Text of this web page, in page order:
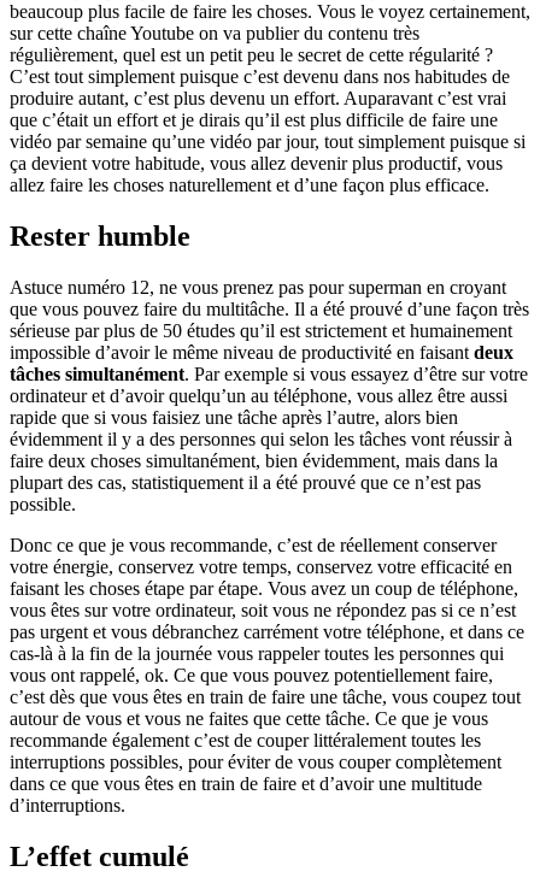
beaucoup plus facile de faire les choses. Vous le voyez certainement,
sur cette chaîne Youtube on va publier du contenu très
régulièrement, quel est un petit peu le secret de cette régularité ?
C’est tout simplement puisque c’est devenu dans nos habitudes de
produire autant, c’est plus devenu un effort. Auparavant c’est vrai
que c’était un effort et je dirais qu’il est plus difficile de faire une
vidéo par semaine qu’une vidéo par jour, tout simplement puisque si
ça devient votre habitude, vous allez devenir plus productif, vous
allez faire les choses naturellement et d’une façon plus efficace.
Rester humble
Astuce numéro 12, ne vous prenez pas pour superman en croyant
que vous pouvez faire du multitâche. Il a été prouvé d’une façon très
sérieuse par plus de 50 études qu’il est strictement et humainement
impossible d’avoir le même niveau de productivité en faisant deux
tâches simultanément. Par exemple si vous essayez d’être sur votre
ordinateur et d’avoir quelqu’un au téléphone, vous allez être aussi
rapide que si vous faisiez une tâche après l’autre, alors bien
évidemment il y a des personnes qui selon les tâches vont réussir à
faire deux choses simultanément, bien évidemment, mais dans la
plupart des cas, statistiquement il a été prouvé que ce n’est pas
possible.
Donc ce que je vous recommande, c’est de réellement conserver
votre énergie, conservez votre temps, conservez votre efficacité en
faisant les choses étape par étape. Vous avez un coup de téléphone,
vous êtes sur votre ordinateur, soit vous ne répondez pas si ce n’est
pas urgent et vous débranchez carrément votre téléphone, et dans ce
cas-là à la fin de la journée vous rappeler toutes les personnes qui
vous ont rappelé, ok. Ce que vous pouvez potentiellement faire,
c’est dès que vous êtes en train de faire une tâche, vous coupez tout
autour de vous et vous ne faites que cette tâche. Ce que je vous
recommande également c’est de couper littéralement toutes les
interruptions possibles, pour éviter de vous couper complètement
dans ce que vous êtes en train de faire et d’avoir une multitude
d’interruptions.
L’effet cumulé